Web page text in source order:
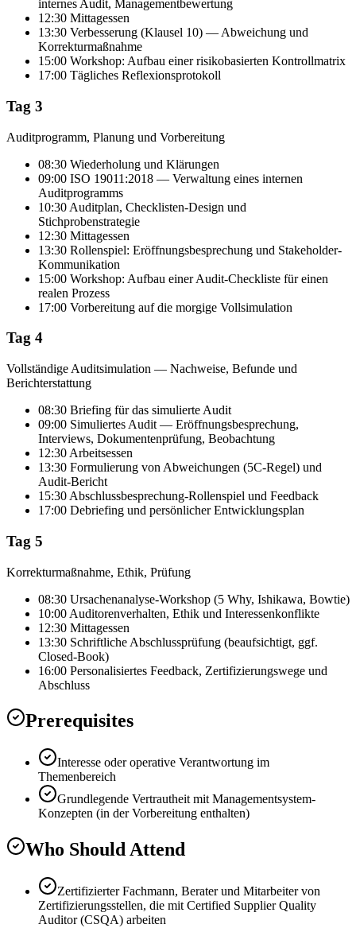
internes Audit, Managementbewertung
12:30 Mittagessen
13:30 Verbesserung (Klausel 10) — Abweichung und
Korrekturmaßnahme
15:00 Workshop: Aufbau einer risikobasierten Kontrollmatrix
17:00 Tägliches Reflexionsprotokoll
Tag 3
Auditprogramm, Planung und Vorbereitung
08:30 Wiederholung und Klärungen
09:00 ISO 19011:2018 — Verwaltung eines internen
Auditprogramms
10:30 Auditplan, Checklisten-Design und
Stichprobenstrategie
12:30 Mittagessen
13:30 Rollenspiel: Eröffnungsbesprechung und Stakeholder-
Kommunikation
15:00 Workshop: Aufbau einer Audit-Checkliste für einen
realen Prozess
17:00 Vorbereitung auf die morgige Vollsimulation
Tag 4
Vollständige Auditsimulation — Nachweise, Befunde und
Berichterstattung
08:30 Briefing für das simulierte Audit
09:00 Simuliertes Audit — Eröffnungsbesprechung,
Interviews, Dokumentenprüfung, Beobachtung
12:30 Arbeitsessen
13:30 Formulierung von Abweichungen (5C-Regel) und
Audit-Bericht
15:30 Abschlussbesprechung-Rollenspiel und Feedback
17:00 Debriefing und persönlicher Entwicklungsplan
Tag 5
Korrekturmaßnahme, Ethik, Prüfung
08:30 Ursachenanalyse-Workshop (5 Why, Ishikawa, Bowtie)
10:00 Auditorenverhalten, Ethik und Interessenkonflikte
12:30 Mittagessen
13:30 Schriftliche Abschlussprüfung (beaufsichtigt, ggf.
Closed-Book)
16:00 Personalisiertes Feedback, Zertifizierungswege und
Abschluss
Prerequisites
Interesse oder operative Verantwortung im
Themenbereich
Grundlegende Vertrautheit mit Managementsystem-
Konzepten (in der Vorbereitung enthalten)
Who Should Attend
Zertifizierter Fachmann, Berater und Mitarbeiter von
Zertifizierungsstellen, die mit Certified Supplier Quality
Auditor (CSQA) arbeiten